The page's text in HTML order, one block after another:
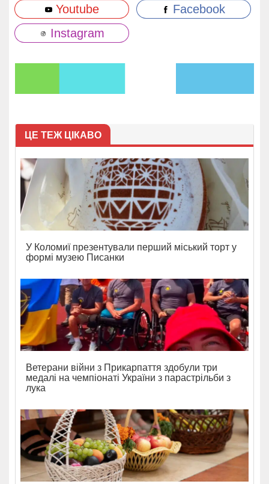
Youtube
Facebook
Instagram
ЦЕ ТЕЖ ЦІКАВО
У Коломиї презентували перший міський торт у
формі музею Писанки
Ветерани війни з Прикарпаття здобули три
медалі на чемпіонаті України з парастрільби з
лука